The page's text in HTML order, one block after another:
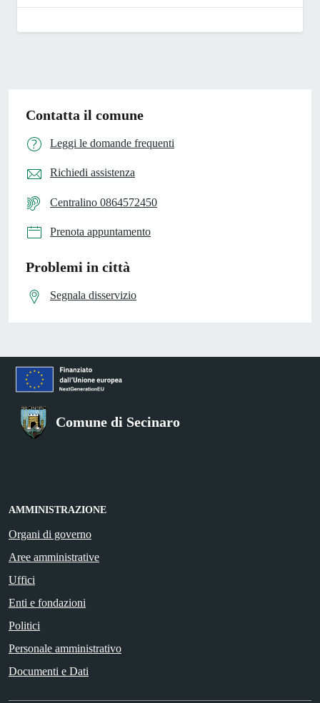
Contatta il comune
Leggi le domande frequenti
Richiedi assistenza
Centralino 0864572450
Prenota appuntamento
Problemi in città
Segnala disservizio
Comune di Secinaro
AMMINISTRAZIONE
Organi di governo
Aree amministrative
Uffici
Enti e fondazioni
Politici
Personale amministrativo
Documenti e Dati